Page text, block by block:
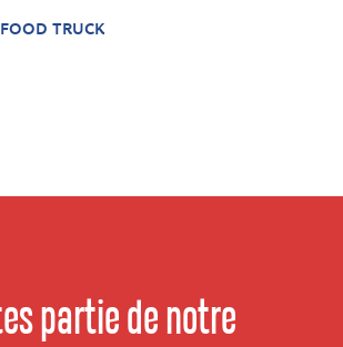
FOOD TRUCK
partie de notre